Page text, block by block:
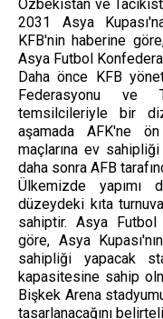
Özbekistan ve
2031 Asya
KFB'nin haberine
Asya Futbol
Daha önce KFB
Federasyonu ve
temsilcileriyle bir
aşamada AFK'ne
maçlarına ev
daha sonra AFB
Ülkemizde
düzeydeki kıta
sahiptir. Asya Futbol
göre, Asya
sahipliği yapacak
kapasitesine sahip
Bişkek Arena
tasarlanacağını